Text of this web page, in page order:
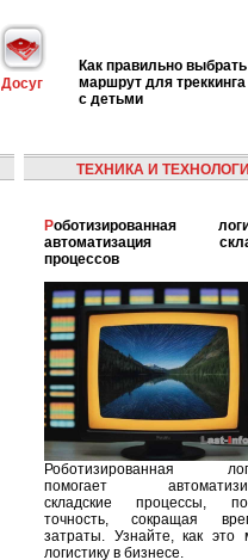
Досуг
Как правильно выбрать
маршрут для треккинга
с детьми
ТЕХНИКА И
Роботизированная логистика:
автоматизация
процессов
Роботизированная
помогает
складские процессы,
точность, сокращая
затраты. Узнайте, как это
логистику в бизнесе.